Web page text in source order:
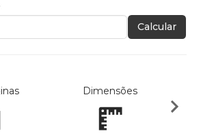
Calcular
Dimensões